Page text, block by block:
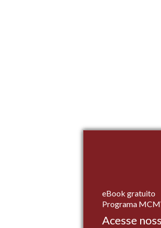
eBook gratuito
Programa
Acesse